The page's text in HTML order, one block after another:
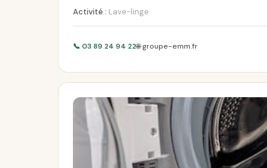
Activité : Lave-linge
📞 03 89 24 94 22🌐 groupe-emm.fr